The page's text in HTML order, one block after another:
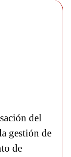
del
gestión de
de